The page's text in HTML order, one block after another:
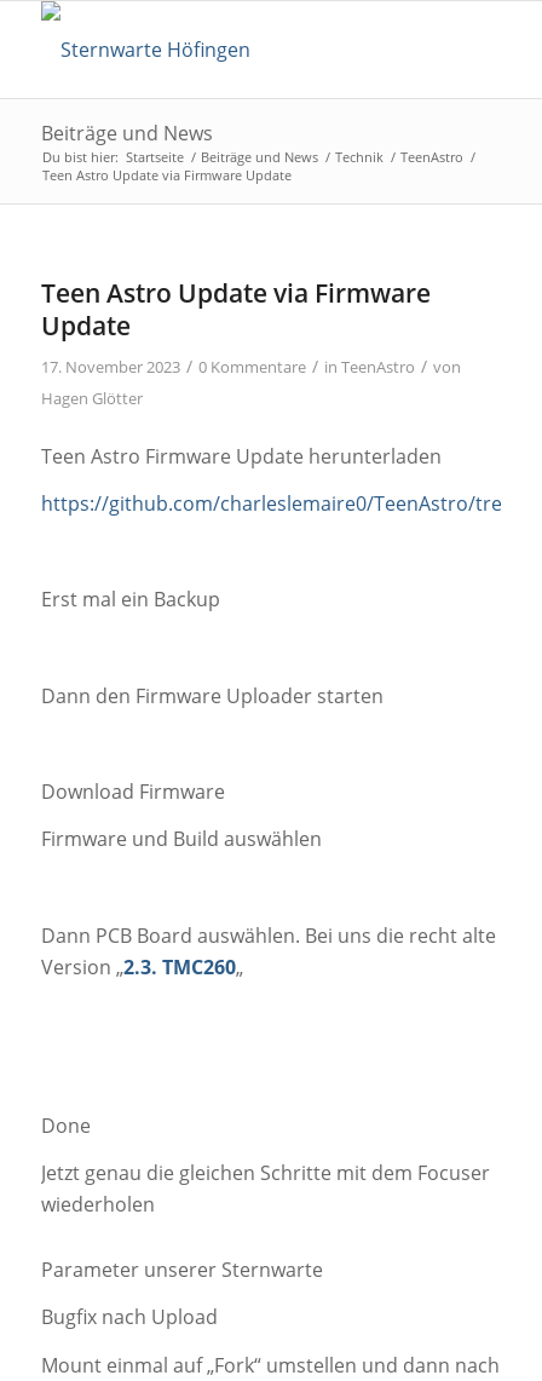
Beiträge und News
Du bist hier: Startseite / Beiträge und News / Technik / TeenAstro /
Teen Astro Update via Firmware Update
Teen Astro Update via Firmware
Update
17. November 2023 / 0 Kommentare / in TeenAstro / von
Hagen Glötter
Teen Astro Firmware Update herunterladen
https://github.com/charleslemaire0/TeenAstro/tree/
Erst mal ein Backup
Dann den Firmware Uploader starten
Download Firmware
Firmware und Build auswählen
Dann PCB Board auswählen. Bei uns die recht alte
Version „2.3. TMC260„
Done
Jetzt genau die gleichen Schritte mit dem Focuser
wiederholen
Parameter unserer Sternwarte
Bugfix nach Upload
Mount einmal auf „Fork“ umstellen und dann nach